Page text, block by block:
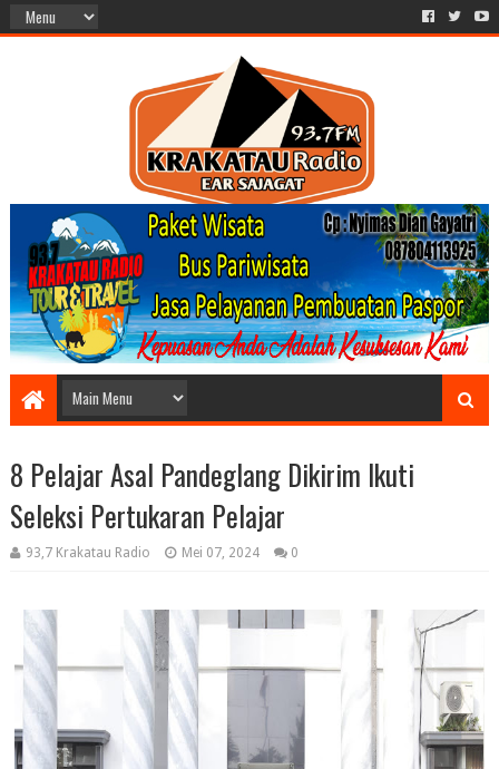
8 Pelajar Asal Pandeglang Dikirim Ikuti
Seleksi Pertukaran Pelajar
93,7 Krakatau Radio Mei 07, 2024 0